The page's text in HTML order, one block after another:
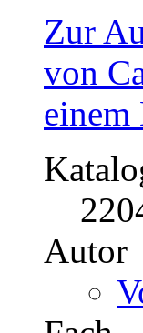
Zur
von
einem
Autor